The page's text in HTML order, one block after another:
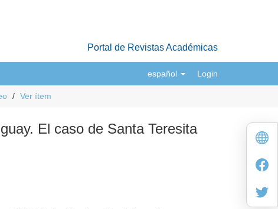
Portal de Revistas Académicas
español Login
Ver ítem
El caso de Santa Teresita